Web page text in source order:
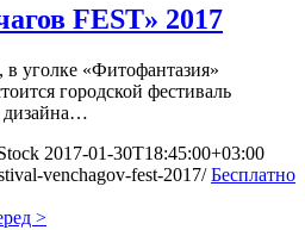
FEST» 2017
в уголке «Фитофантазия»
городской фестиваль
дизайна…
2017-01-30T18:45:00+03:00
venchagov-fest-2017/ Бесплатно
>